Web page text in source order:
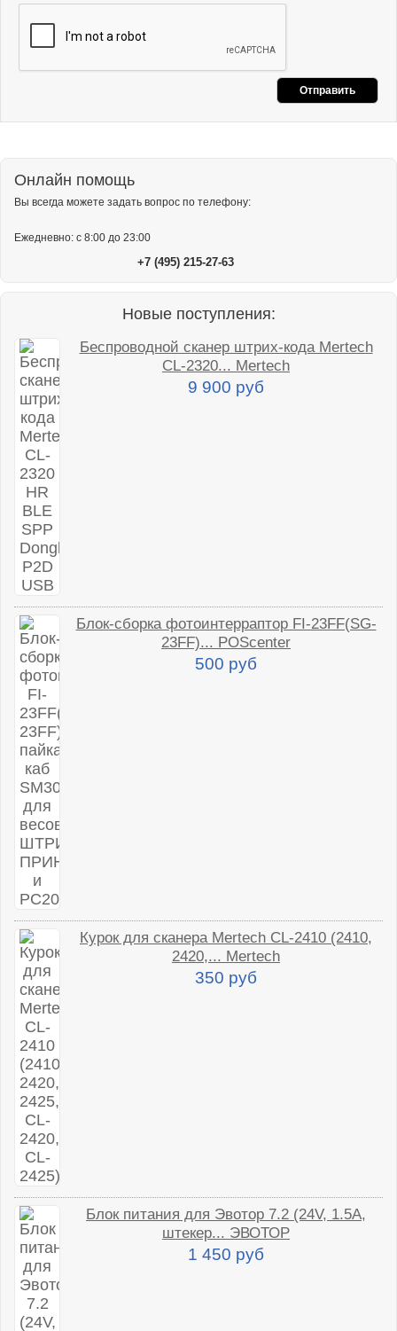
Онлайн помощь
Вы всегда можете задать вопрос по телефону:
Ежедневно: с 8:00 до 23:00
+7 (495) 215-27-63
Новые поступления:
Беспроводной сканер штрих-кода Mertech
CL-2320... Mertech
9 900 руб
Блок-сборка фотоинтерраптор FI-23FF(SG-
23FF)... POScenter
500 руб
Курок для сканера Mertech CL-2410 (2410,
2420,... Mertech
350 руб
Блок питания для Эвотор 7.2 (24V, 1.5A,
штекер... ЭВОТОР
1 450 руб